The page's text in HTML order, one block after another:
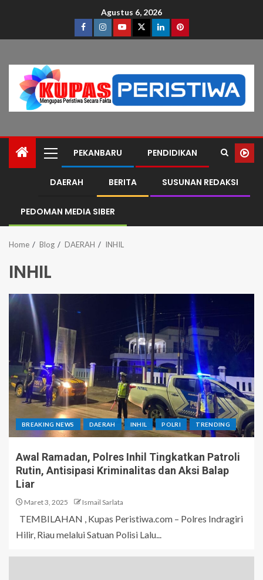
Agustus 6, 2026
PEKANBARU PENDIDIKAN
DAERAH BERITA SUSUNAN REDAKSI
PEDOMAN MEDIA SIBER
Home Blog DAERAH INHIL
INHIL
BREAKING NEWS DAERAH INHIL POLRI TRENDING
Awal Ramadan, Polres Inhil Tingkatkan Patroli
Rutin, Antisipasi Kriminalitas dan Aksi Balap
Liar
Maret 3, 2025 Ismail Sarlata
TEMBILAHAN , Kupas Peristiwa.com – Polres Indragiri
Hilir, Riau melalui Satuan Polisi Lalu...